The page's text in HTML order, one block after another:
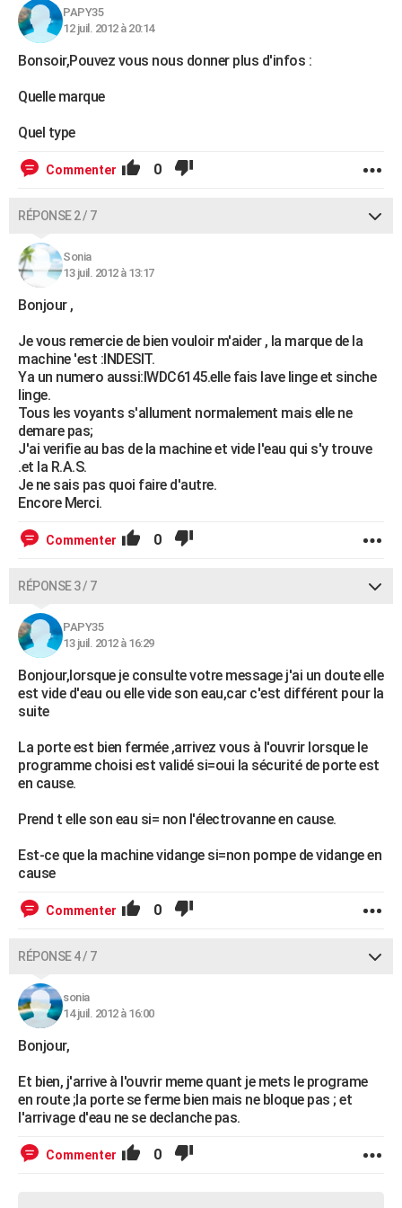
Destinations
City break
Voyage nature
Voyage de noces
Forum
Climat
+PHOTO
GUIDES D'ACHAT
BONS PLANS
CARTE DE VOEUX
Carte de Noël
Carte Bonne année
Carte Saint-Valentin
Carte Pâques
Carte d'anniversaire
DICTIONNAIRE
COPAINS D'AVANT
S'inscrire
Se connecter
Lycées
Collèges
Primaires
Universités
Entreprises
Service militaire
Avis de recherche
AVIS DE DÉCÈS
FORUM
Bricolage
Lifestyle
Culture
Sport
Auto
Television
Voyage
Cinema
PAPY35
12 juil. 2012 à 20:14
Bonsoir,Pouvez vous nous donner plus d'infos :
Quelle marque
Quel type
Commenter 0
RÉPONSE 2 / 7
Sonia
13 juil. 2012 à 13:17
Bonjour ,
Je vous remercie de bien vouloir m'aider , la marque de la
machine 'est :INDESIT.
Ya un numero aussi:IWDC6145.elle fais lave linge et sinche
linge.
Tous les voyants s'allument normalement mais elle ne
demare pas;
J'ai verifie au bas de la machine et vide l'eau qui s'y trouve
.et la R.A.S.
Je ne sais pas quoi faire d'autre.
Encore Merci.
Commenter 0
RÉPONSE 3 / 7
PAPY35
13 juil. 2012 à 16:29
Bonjour,lorsque je consulte votre message j'ai un doute elle
est vide d'eau ou elle vide son eau,car c'est différent pour la
suite
La porte est bien fermée ,arrivez vous à l'ouvrir lorsque le
programme choisi est validé si=oui la sécurité de porte est
en cause.
Prend t elle son eau si= non l'électrovanne en cause.
Est-ce que la machine vidange si=non pompe de vidange en
cause
Commenter 0
RÉPONSE 4 / 7
sonia
14 juil. 2012 à 16:00
Bonjour,
Et bien, j'arrive à l'ouvrir meme quant je mets le programe
en route ;la porte se ferme bien mais ne bloque pas ; et
l'arrivage d'eau ne se declanche pas.
Commenter 0